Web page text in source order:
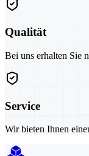
Qualität
Bei uns erhalten Sie
Service
Wir bieten Ihnen